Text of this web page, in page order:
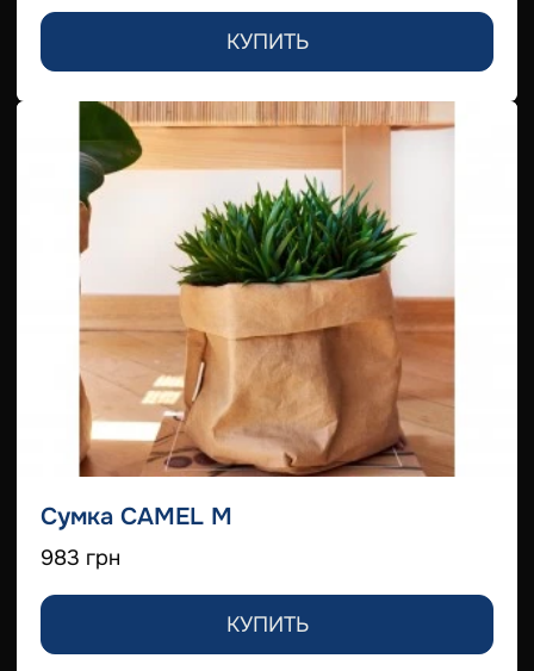
КУПИТЬ
Сумка CAMEL M
983 грн
КУПИТЬ